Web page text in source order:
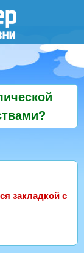
закладкой с